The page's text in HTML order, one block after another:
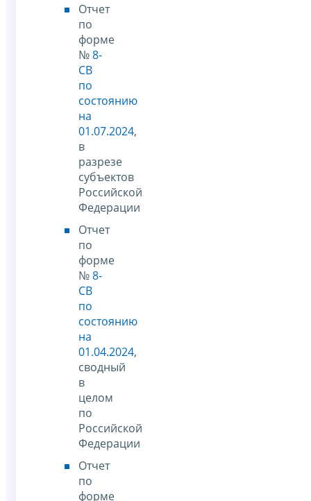
Отчет
по
форме
№8-
СВ
по
состоянию
на
01.07.2024,
в
разрезе
субъектов
Российской
Федерации
Отчет
по
форме
№8-
СВ
по
состоянию
на
01.04.2024,
сводный
в
целом
по
Российской
Федерации
Отчет
по
форме